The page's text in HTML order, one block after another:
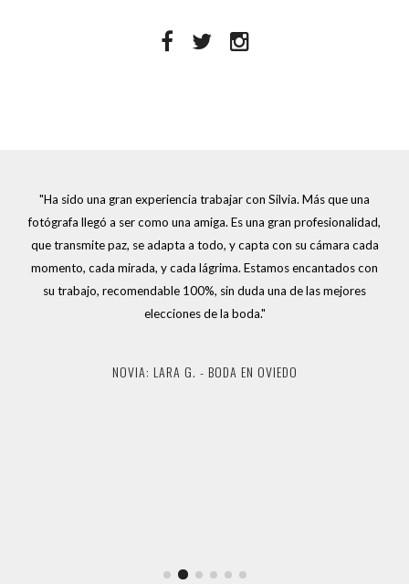
"Ha sido una gran experiencia trabajar con Silvia. Más que una
fotógrafa llegó a ser como una amiga. Es una gran profesionalidad,
que transmite paz, se adapta a todo, y capta con su cámara cada
momento, cada mirada, y cada lágrima. Estamos encantados con
su trabajo, recomendable 100%, sin duda una de las mejores
elecciones de la boda."
NOVIA: LARA G. - BODA EN OVIEDO
NOVIA CORAL CASTRO - BODA EN AVILÉS